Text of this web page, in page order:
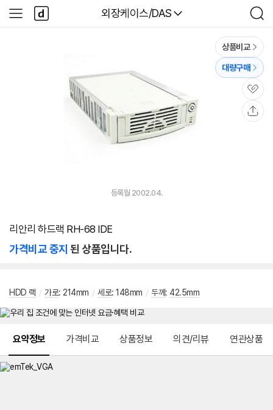
다나와
외장케이스/DAS
검
색
사
이
다
나
와
상품비교
대량구매
관
심
등록월 2002.04.
리안리 하드랙 RH-68 IDE
가격비교 중지 된 상품입니다.
HDD 랙 / 가로: 214mm / 세로: 148mm / 두께: 42.5mm
요약정보 가격비교 상품정보 의견/리뷰 연관상품